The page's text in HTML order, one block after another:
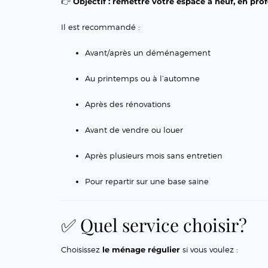
Il est recommandé :
Avant/après un déménagement
Au printemps ou à l’automne
Après des rénovations
Avant de vendre ou louer
Après plusieurs mois sans entretien
Pour repartir sur une base saine
✅ Quel service choisir?
Choisissez le ménage régulier si vous voulez :